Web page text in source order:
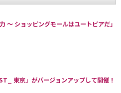
〜 ショッピングモールはユートピアだ」
東京」がバージョンアップして開催！